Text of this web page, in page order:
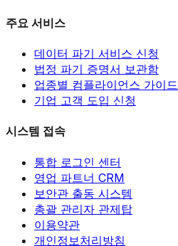
주요 서비스
데이터 파기 서비스 신청
법정 파기 증명서 보관함
업종별 컴플라이언스 가이드
기업 고객 도입 신청
시스템 접속
통합 로그인 센터
영업 파트너 CRM
보안관 출동 시스템
총괄 관리자 관제탑
이용약관
개인정보처리방침